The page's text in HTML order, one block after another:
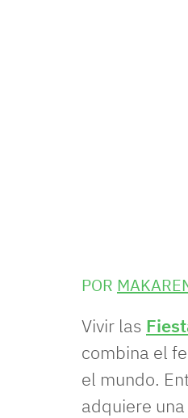
POR
Vivir las
combina el
el mundo.
adquiere